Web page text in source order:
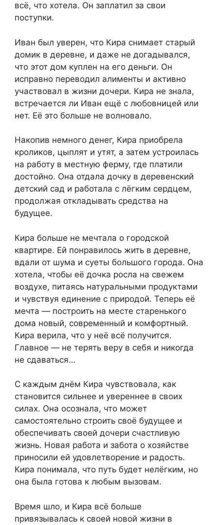
всё, что хотела. Он заплатил за свои
поступки.
Иван был уверен, что Кира снимает старый
домик в деревне, и даже не догадывался,
что этот дом куплен на его деньги. Он
исправно переводил алименты и активно
участвовал в жизни дочери. Кира не знала,
встречается ли Иван ещё с любовницей или
нет. Её это больше не волновало.
Накопив немного денег, Кира приобрела
кроликов, цыплят и утят, а затем устроилась
на работу в местную ферму, где платили
достойно. Она отдала дочку в деревенский
детский сад и работала с лёгким сердцем,
продолжая откладывать средства на
будущее.
Кира больше не мечтала о городской
квартире. Ей понравилось жить в деревне,
вдали от шума и суеты большого города. Она
хотела, чтобы её дочка росла на свежем
воздухе, питаясь натуральными продуктами
и чувствуя единение с природой. Теперь её
мечта — построить на месте старенького
дома новый, современный и комфортный.
Кира верила, что у неё всё получится.
Главное — не терять веру в себя и никогда
не сдаваться…
С каждым днём Кира чувствовала, как
становится сильнее и увереннее в своих
силах. Она осознала, что может
самостоятельно строить своё будущее и
обеспечивать своей дочери счастливую
жизнь. Новая работа и забота о хозяйстве
приносили ей удовлетворение и радость.
Кира понимала, что путь будет нелёгким, но
она была готова к любым вызовам.
Время шло, и Кира всё больше
привязывалась к своей новой жизни в